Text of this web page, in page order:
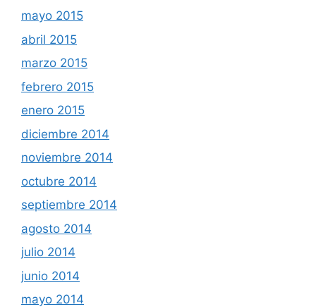
mayo 2015
abril 2015
marzo 2015
febrero 2015
enero 2015
diciembre 2014
noviembre 2014
octubre 2014
septiembre 2014
agosto 2014
julio 2014
junio 2014
mayo 2014